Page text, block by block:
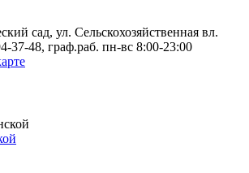
сад, ул. Сельскохозяйственная вл.
37-48, граф.раб. пн-вс 8:00-23:00